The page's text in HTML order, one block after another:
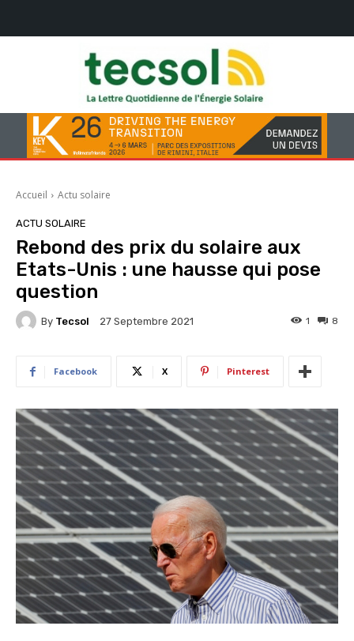
Accueil Actu solaire
ACTU SOLAIRE
Rebond des prix du solaire aux
Etats-Unis : une hausse qui pose
question
By Tecsol 27 Septembre 2021 8
1
Facebook X Pinterest